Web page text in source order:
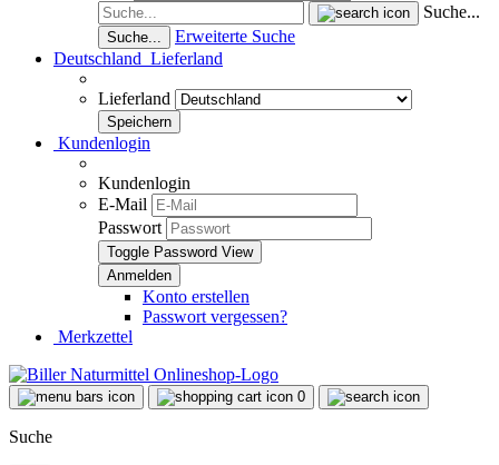
Suche...
Suche...
Erweiterte Suche
Deutschland Lieferland
Lieferland
Kundenlogin
Kundenlogin
E-Mail
Passwort
Toggle Password View
Konto erstellen
Passwort vergessen?
Merkzettel
0
Suche